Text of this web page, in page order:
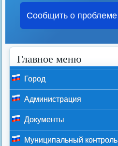
Сообщить о проблеме
Главное меню
Город
Администрация
Документы
Муниципальный контроль